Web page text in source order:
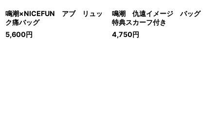
鳴潮×NICEFUN アブ リュッ
ク痛バッグ
5,600円
鳴潮 仇遠イメージ バッグ
特典スカーフ付き
4,750円